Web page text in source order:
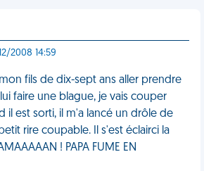
2008 14:59
fils de dix-sept ans aller prendre
faire une blague, je vais couper
il est sorti, il m'a lancé un drôle de
rire coupable. Il s'est éclairci la
! PAPA FUME EN